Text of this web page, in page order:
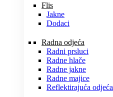
Flis
Jakne
Dodaci
Radna odjeća
Radni prsluci
Radne hlače
Radne jakne
Radne majice
Reflektirajuća odjeća